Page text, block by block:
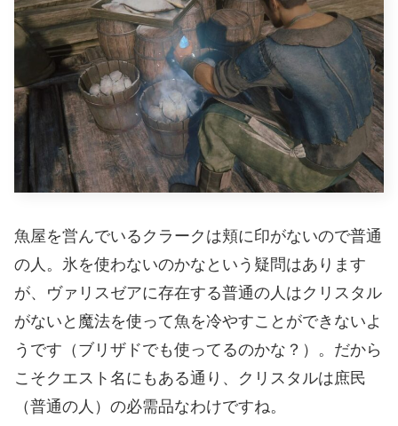
魚屋を営んでいるクラークは頬に印がないので普通
の人。氷を使わないのかなという疑問はあります
が、ヴァリスゼアに存在する普通の人はクリスタル
がないと魔法を使って魚を冷やすことができないよ
うです（ブリザドでも使ってるのかな？）。だから
こそクエスト名にもある通り、クリスタルは庶民
（普通の人）の必需品なわけですね。